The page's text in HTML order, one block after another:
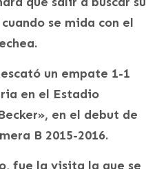
se mida con el
un empate 1-1
en el Estadio
en el debut de
B 2015-2016.
fue la visita la que se